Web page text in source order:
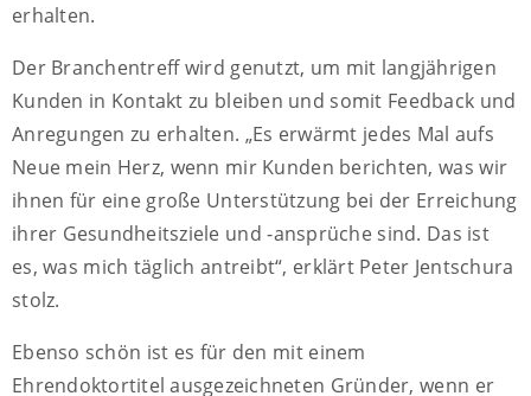
erhalten.
Der Branchentreff wird genutzt, um mit langjährigen
Kunden in Kontakt zu bleiben und somit Feedback und
Anregungen zu erhalten. „Es erwärmt jedes Mal aufs
Neue mein Herz, wenn mir Kunden berichten, was wir
ihnen für eine große Unterstützung bei der Erreichung
ihrer Gesundheitsziele und -ansprüche sind. Das ist
es, was mich täglich antreibt“, erklärt Peter Jentschura
stolz.
Ebenso schön ist es für den mit einem
Ehrendoktortitel ausgezeichneten Gründer, wenn er